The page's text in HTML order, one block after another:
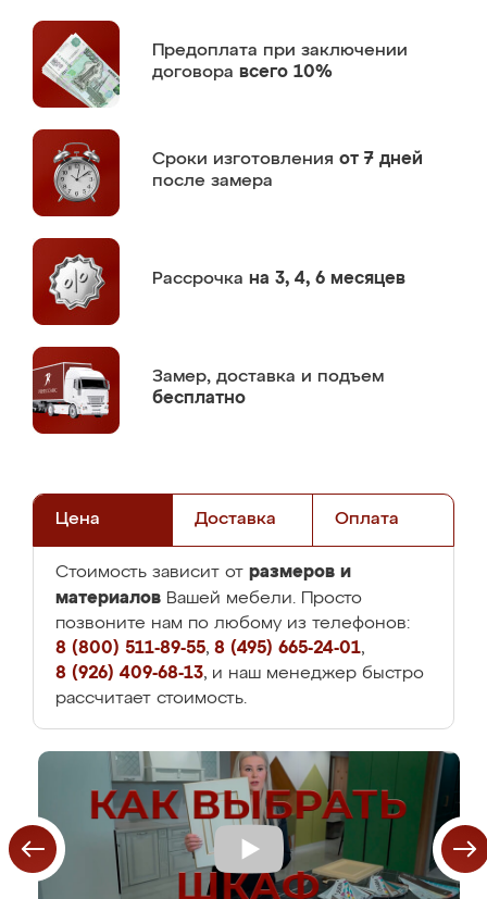
Предоплата при заключении
договора всего 10%
Сроки изготовления от 7 дней
после замера
Рассрочка на 3, 4, 6 месяцев
Замер, доставка и подъем
бесплатно
Цена Доставка Оплата
Стоимость зависит от размеров и
материалов Вашей мебели. Просто
позвоните нам по любому из телефонов:
8 (800) 511-89-55, 8 (495) 665-24-01,
8 (926) 409-68-13, и наш менеджер быстро
рассчитает стоимость.